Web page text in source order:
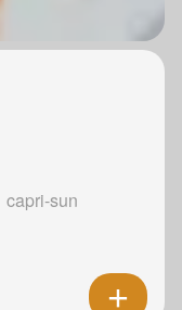
capri-sun